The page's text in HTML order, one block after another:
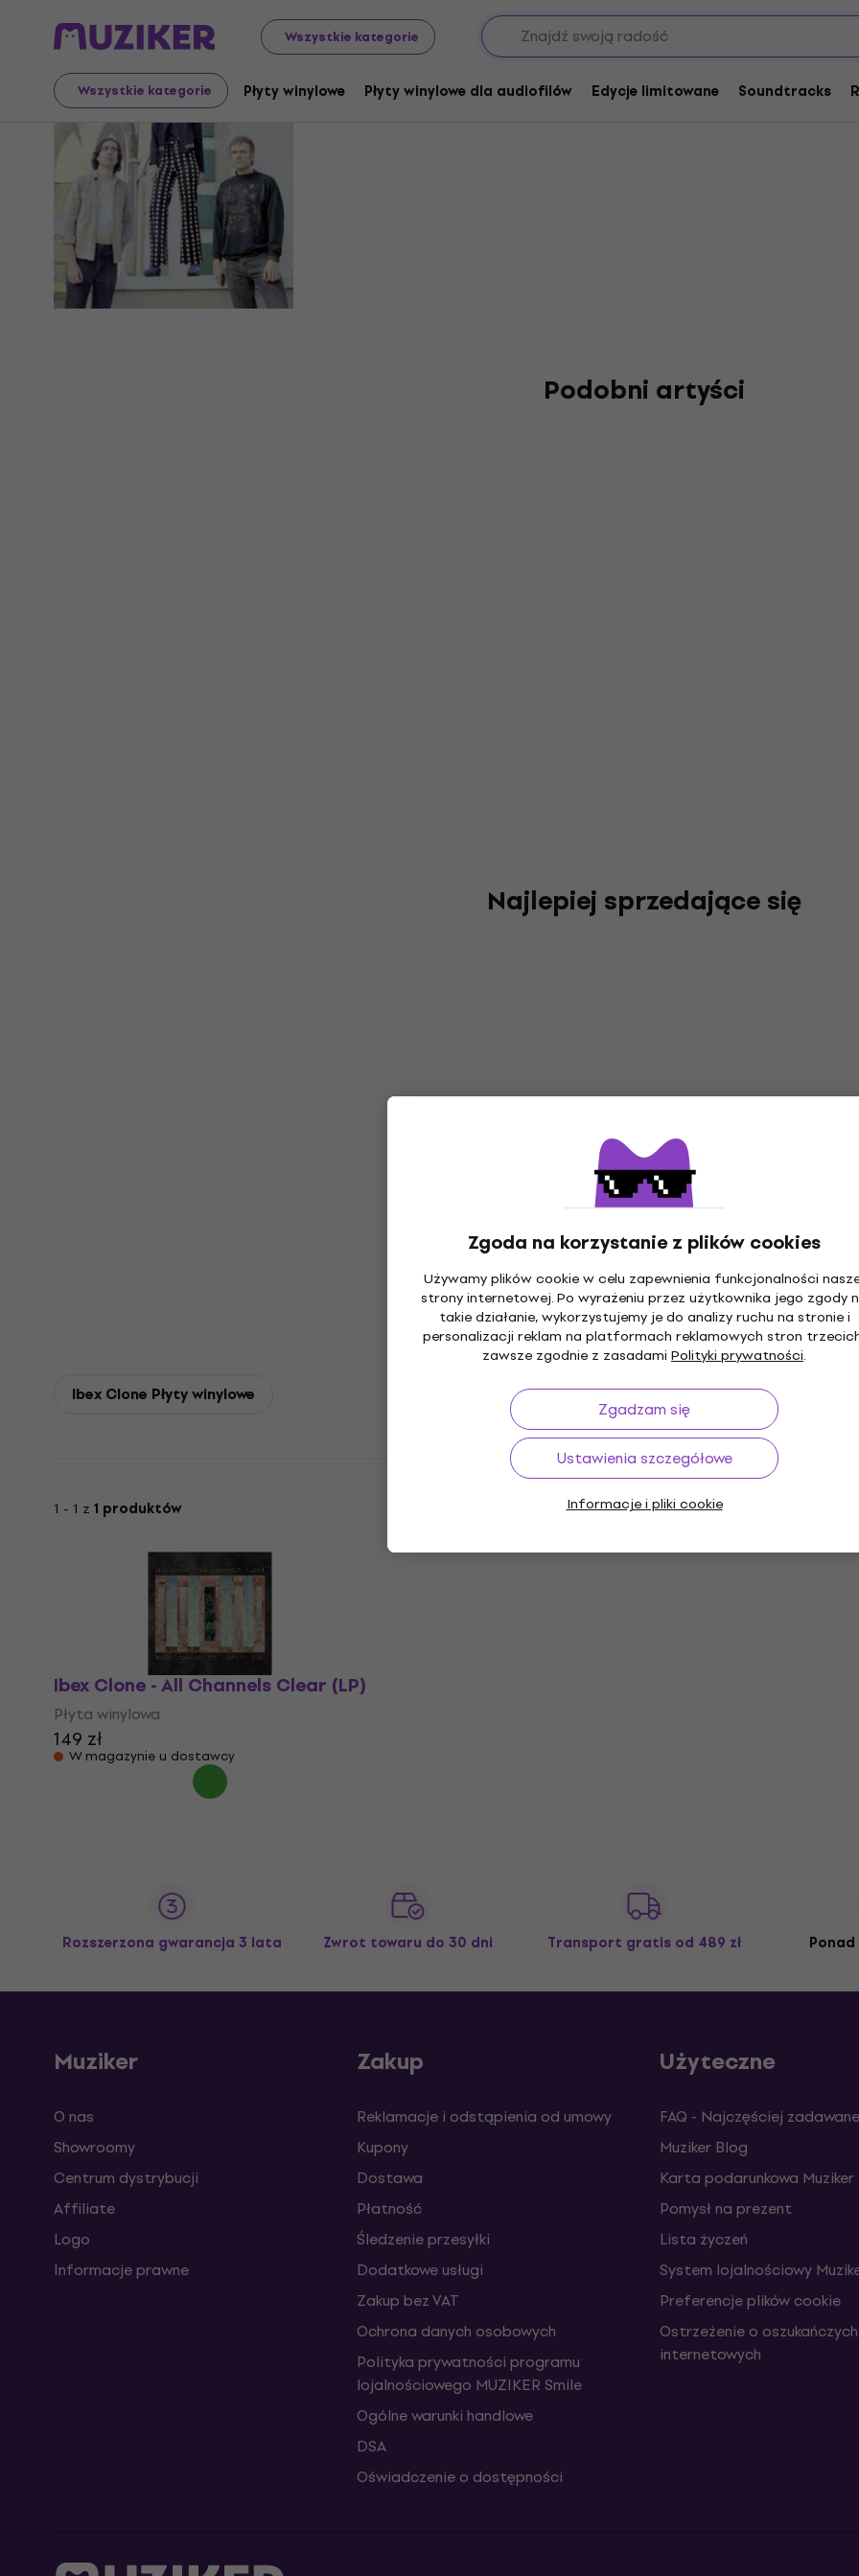
Wszystkie kategorie
Wszystkie kategorie Płyty winylowe Płyty winylowe dla audiofilów Edycje limitowane Soundtracks
Zgoda na korzystanie z plików cookies
Używamy plików cookie w celu zapewnienia funkcjonalności
strony internetowej. Po wyrażeniu przez użytkownika jego zgody
takie działanie, wykorzystujemy je do analizy ruchu na stronie i
personalizacji reklam na platformach reklamowych stron
zawsze zgodnie z zasadami Polityki prywatności.
Zgadzam się
Ustawienia szczegółowe
Informacje i pliki cookie
Ibex Clone
Podobni artyści
Najlepiej sprzedające się
Ibex Clone Płyty winylowe
1 - 1 z 1 produktów
Ibex Clone - All Channels Clear (LP)
Płyta winylowa
149 zł
W magazynie u dostawcy
Rozszerzona gwarancja 3 lata Zwrot towaru do 30 dni Transport gratis od 489 zł
Muziker
O nas
Showroomy
Centrum dystrybucji
Affiliate
Logo
Informacje prawne
Zakup
Reklamacje i odstąpienia od umowy
Kupony
Dostawa
Płatność
Śledzenie przesyłki
Dodatkowe usługi
Zakup bez VAT
Ochrona danych osobowych
Polityka prywatności programu
lojalnościowego MUZIKER Smile
Ogólne warunki handlowe
DSA
Oświadczenie o dostępności
Użyteczne
FAQ - Najczęściej
Muziker Blog
Karta podarunkowa Muziker
Pomysł na prezent
Lista życzeń
System lojalnościowy
Preferencje plików cookie
Ostrzeżenie o
internetowych